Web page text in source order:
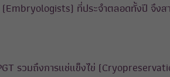
(Embryologists) ที่ประจำตลอดทั้งปี จึ
รวมถึงการแช่แข็งไข่